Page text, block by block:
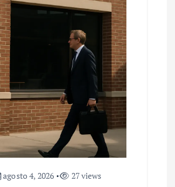
agosto 4, 2026 27 views